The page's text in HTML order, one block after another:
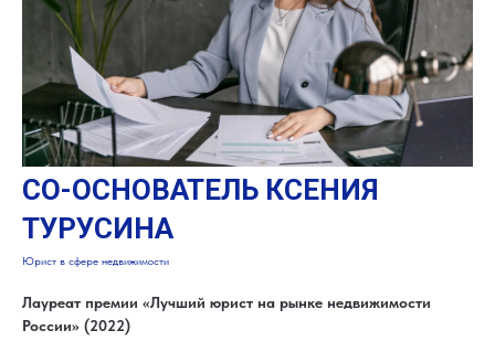
CO-ОСНОВАТЕЛЬ КСЕНИЯ
ТУРУСИНА
Юрист в сфере недвижимости
Лауреат премии «Лучший юрист на рынке недвижимости
России» (2022)